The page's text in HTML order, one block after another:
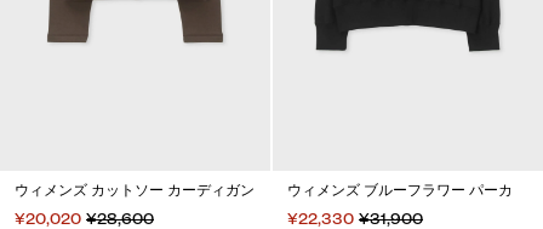
ウィメンズ カットソー カーディガン
¥20,020 ¥28,600
ウィメンズ ブルーフラワー パーカ
¥22,330 ¥31,900